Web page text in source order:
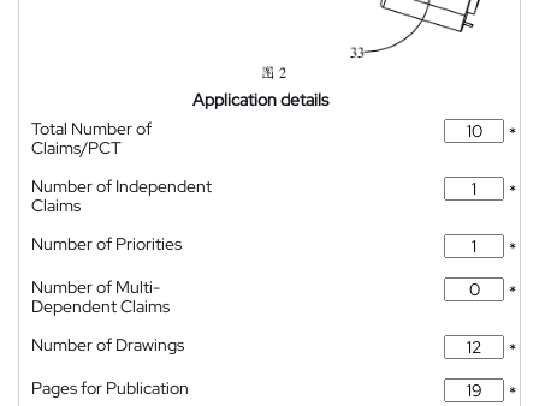
Application details
Total Number of
Claims/PCT
*
Number of Independent
Claims
*
Number of Priorities
*
Number of Multi-
Dependent Claims
*
Number of Drawings
*
Pages for Publication
*